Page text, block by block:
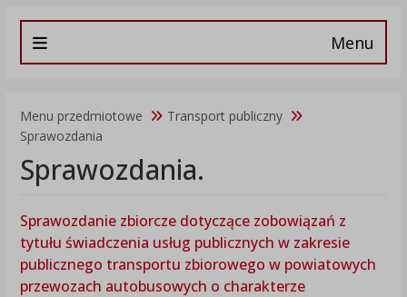
Menu
Menu przedmiotowe
Transport publiczny
Sprawozdania
Sprawozdania.
Sprawozdanie zbiorcze dotyczące zobowiązań z
tytułu świadczenia usług publicznych w zakresie
publicznego transportu zbiorowego w powiatowych
przewozach autobusowych o charakterze